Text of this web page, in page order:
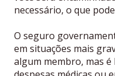
necessário, o que
O seguro
em situações mais
algum membro, mas